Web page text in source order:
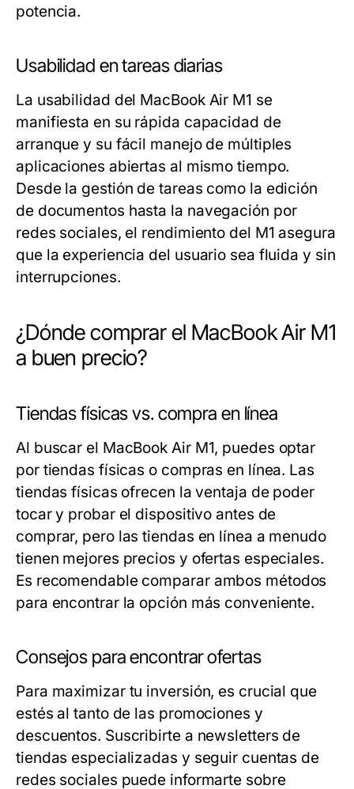
potencia.
Usabilidad en tareas diarias
La usabilidad del MacBook Air M1 se
manifiesta en su rápida capacidad de
arranque y su fácil manejo de múltiples
aplicaciones abiertas al mismo tiempo.
Desde la gestión de tareas como la edición
de documentos hasta la navegación por
redes sociales, el rendimiento del M1 asegura
que la experiencia del usuario sea fluida y sin
interrupciones.
¿Dónde comprar el MacBook Air M1
a buen precio?
Tiendas físicas vs. compra en línea
Al buscar el MacBook Air M1, puedes optar
por tiendas físicas o compras en línea. Las
tiendas físicas ofrecen la ventaja de poder
tocar y probar el dispositivo antes de
comprar, pero las tiendas en línea a menudo
tienen mejores precios y ofertas especiales.
Es recomendable comparar ambos métodos
para encontrar la opción más conveniente.
Consejos para encontrar ofertas
Para maximizar tu inversión, es crucial que
estés al tanto de las promociones y
descuentos. Suscribirte a newsletters de
tiendas especializadas y seguir cuentas de
redes sociales puede informarte sobre